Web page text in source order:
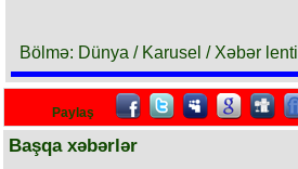
Bölmə: Dünya / Karusel / Xəbər lenti
Paylaş
Başqa xəbərlər